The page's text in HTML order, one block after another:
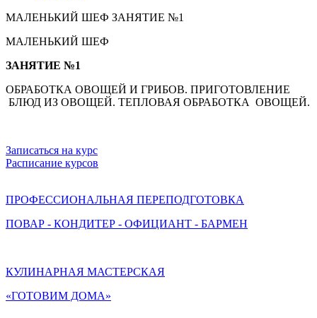
МАЛЕНЬКИЙ ШЕФ ЗАНЯТИЕ №1
МАЛЕНЬКИЙ ШЕФ
ЗАНЯТИЕ №1
ОБРАБОТКА ОВОЩЕЙ И ГРИБОВ. ПРИГОТОВЛЕНИЕ
БЛЮД ИЗ ОВОЩЕЙ. ТЕПЛОВАЯ ОБРАБОТКА ОВОЩЕЙ.
Записаться на курс
Расписание курсов
ПРОФЕССИОНАЛЬНАЯ ПЕРЕПОДГОТОВКА
ПОВАР - КОНДИТЕР - ОФИЦИАНТ - БАРМЕН
КУЛИНАРНАЯ МАСТЕРСКАЯ
«ГОТОВИМ ДОМА»